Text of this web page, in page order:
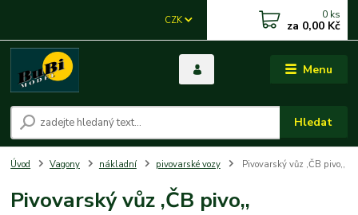
Menu
CZK
Hledat
0 ks
za 0,00 Kč
Úvod Vagony nákladní pivovarské vozy Pivovarský vůz ,ČB pivo,,
Pivovarský vůz ,ČB pivo,,